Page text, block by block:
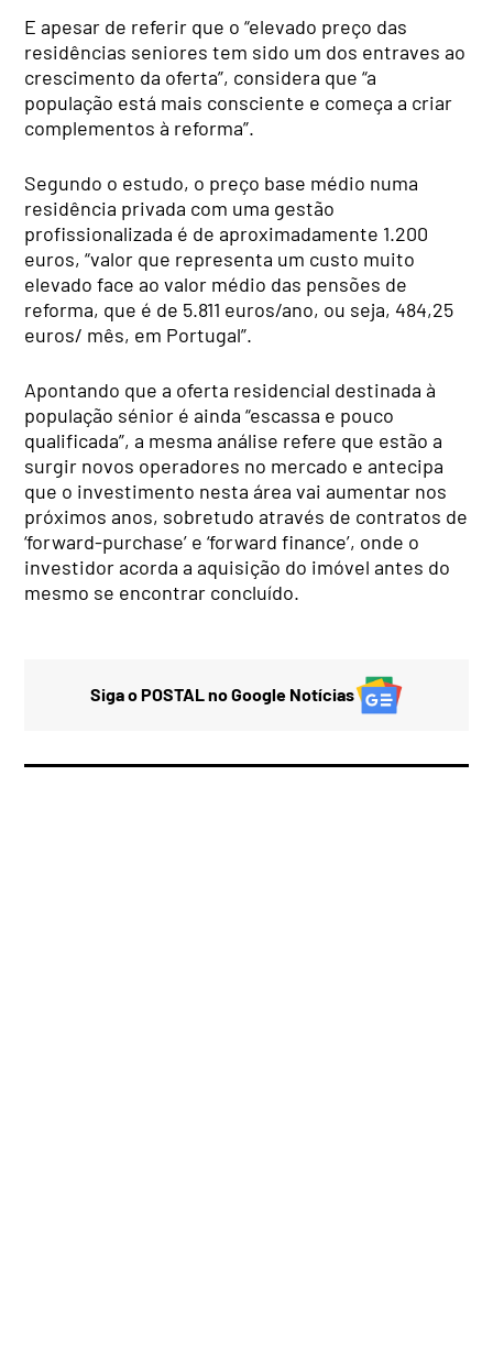
E apesar de referir que o “elevado preço das
residências seniores tem sido um dos entraves ao
crescimento da oferta”, considera que “a
população está mais consciente e começa a criar
complementos à reforma”.
Segundo o estudo, o preço base médio numa
residência privada com uma gestão
profissionalizada é de aproximadamente 1.200
euros, “valor que representa um custo muito
elevado face ao valor médio das pensões de
reforma, que é de 5.811 euros/ano, ou seja, 484,25
euros/ mês, em Portugal”.
Apontando que a oferta residencial destinada à
população sénior é ainda “escassa e pouco
qualificada”, a mesma análise refere que estão a
surgir novos operadores no mercado e antecipa
que o investimento nesta área vai aumentar nos
próximos anos, sobretudo através de contratos de
‘forward-purchase’ e ‘forward finance’, onde o
investidor acorda a aquisição do imóvel antes do
mesmo se encontrar concluído.
Siga o POSTAL no Google Notícias